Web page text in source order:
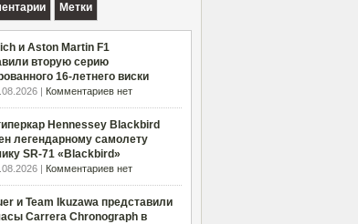
Метки
и Aston Martin F1
вторую серию
16-летнего виски
| Комментариев нет
Hennessey Blackbird
легендарному самолету
SR-71 «Blackbird»
| Комментариев нет
и Team Ikuzawa представили
Carrera Chronograph в